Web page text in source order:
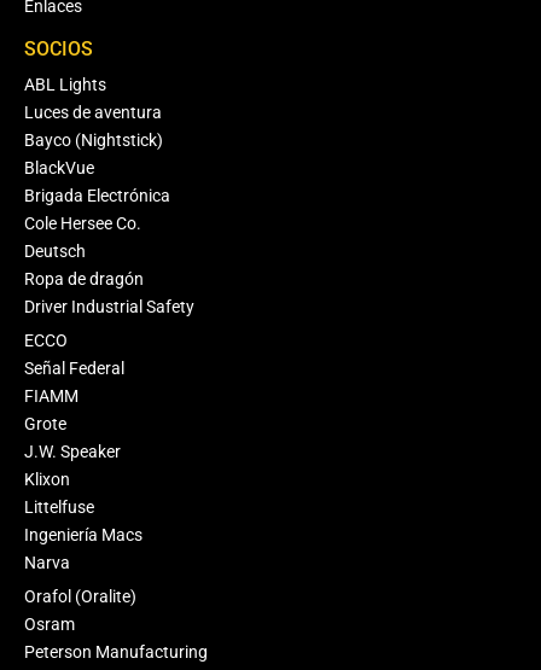
Enlaces
SOCIOS
ABL Lights
Luces de aventura
Bayco (Nightstick)
BlackVue
Brigada Electrónica
Cole Hersee Co.
Deutsch
Ropa de dragón
Driver Industrial Safety
ECCO
Señal Federal
FIAMM
Grote
J.W. Speaker
Klixon
Littelfuse
Ingeniería Macs
Narva
Orafol (Oralite)
Osram
Peterson Manufacturing